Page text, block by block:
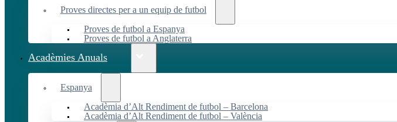
Proves directes per a un equip de futbol
Proves de futbol a Espanya
Proves de futbol a Anglaterra
Acadèmies Anuals
Espanya
Acadèmia d’Alt Rendiment de futbol – Barcelona
Acadèmia d’Alt Rendiment de futbol – València